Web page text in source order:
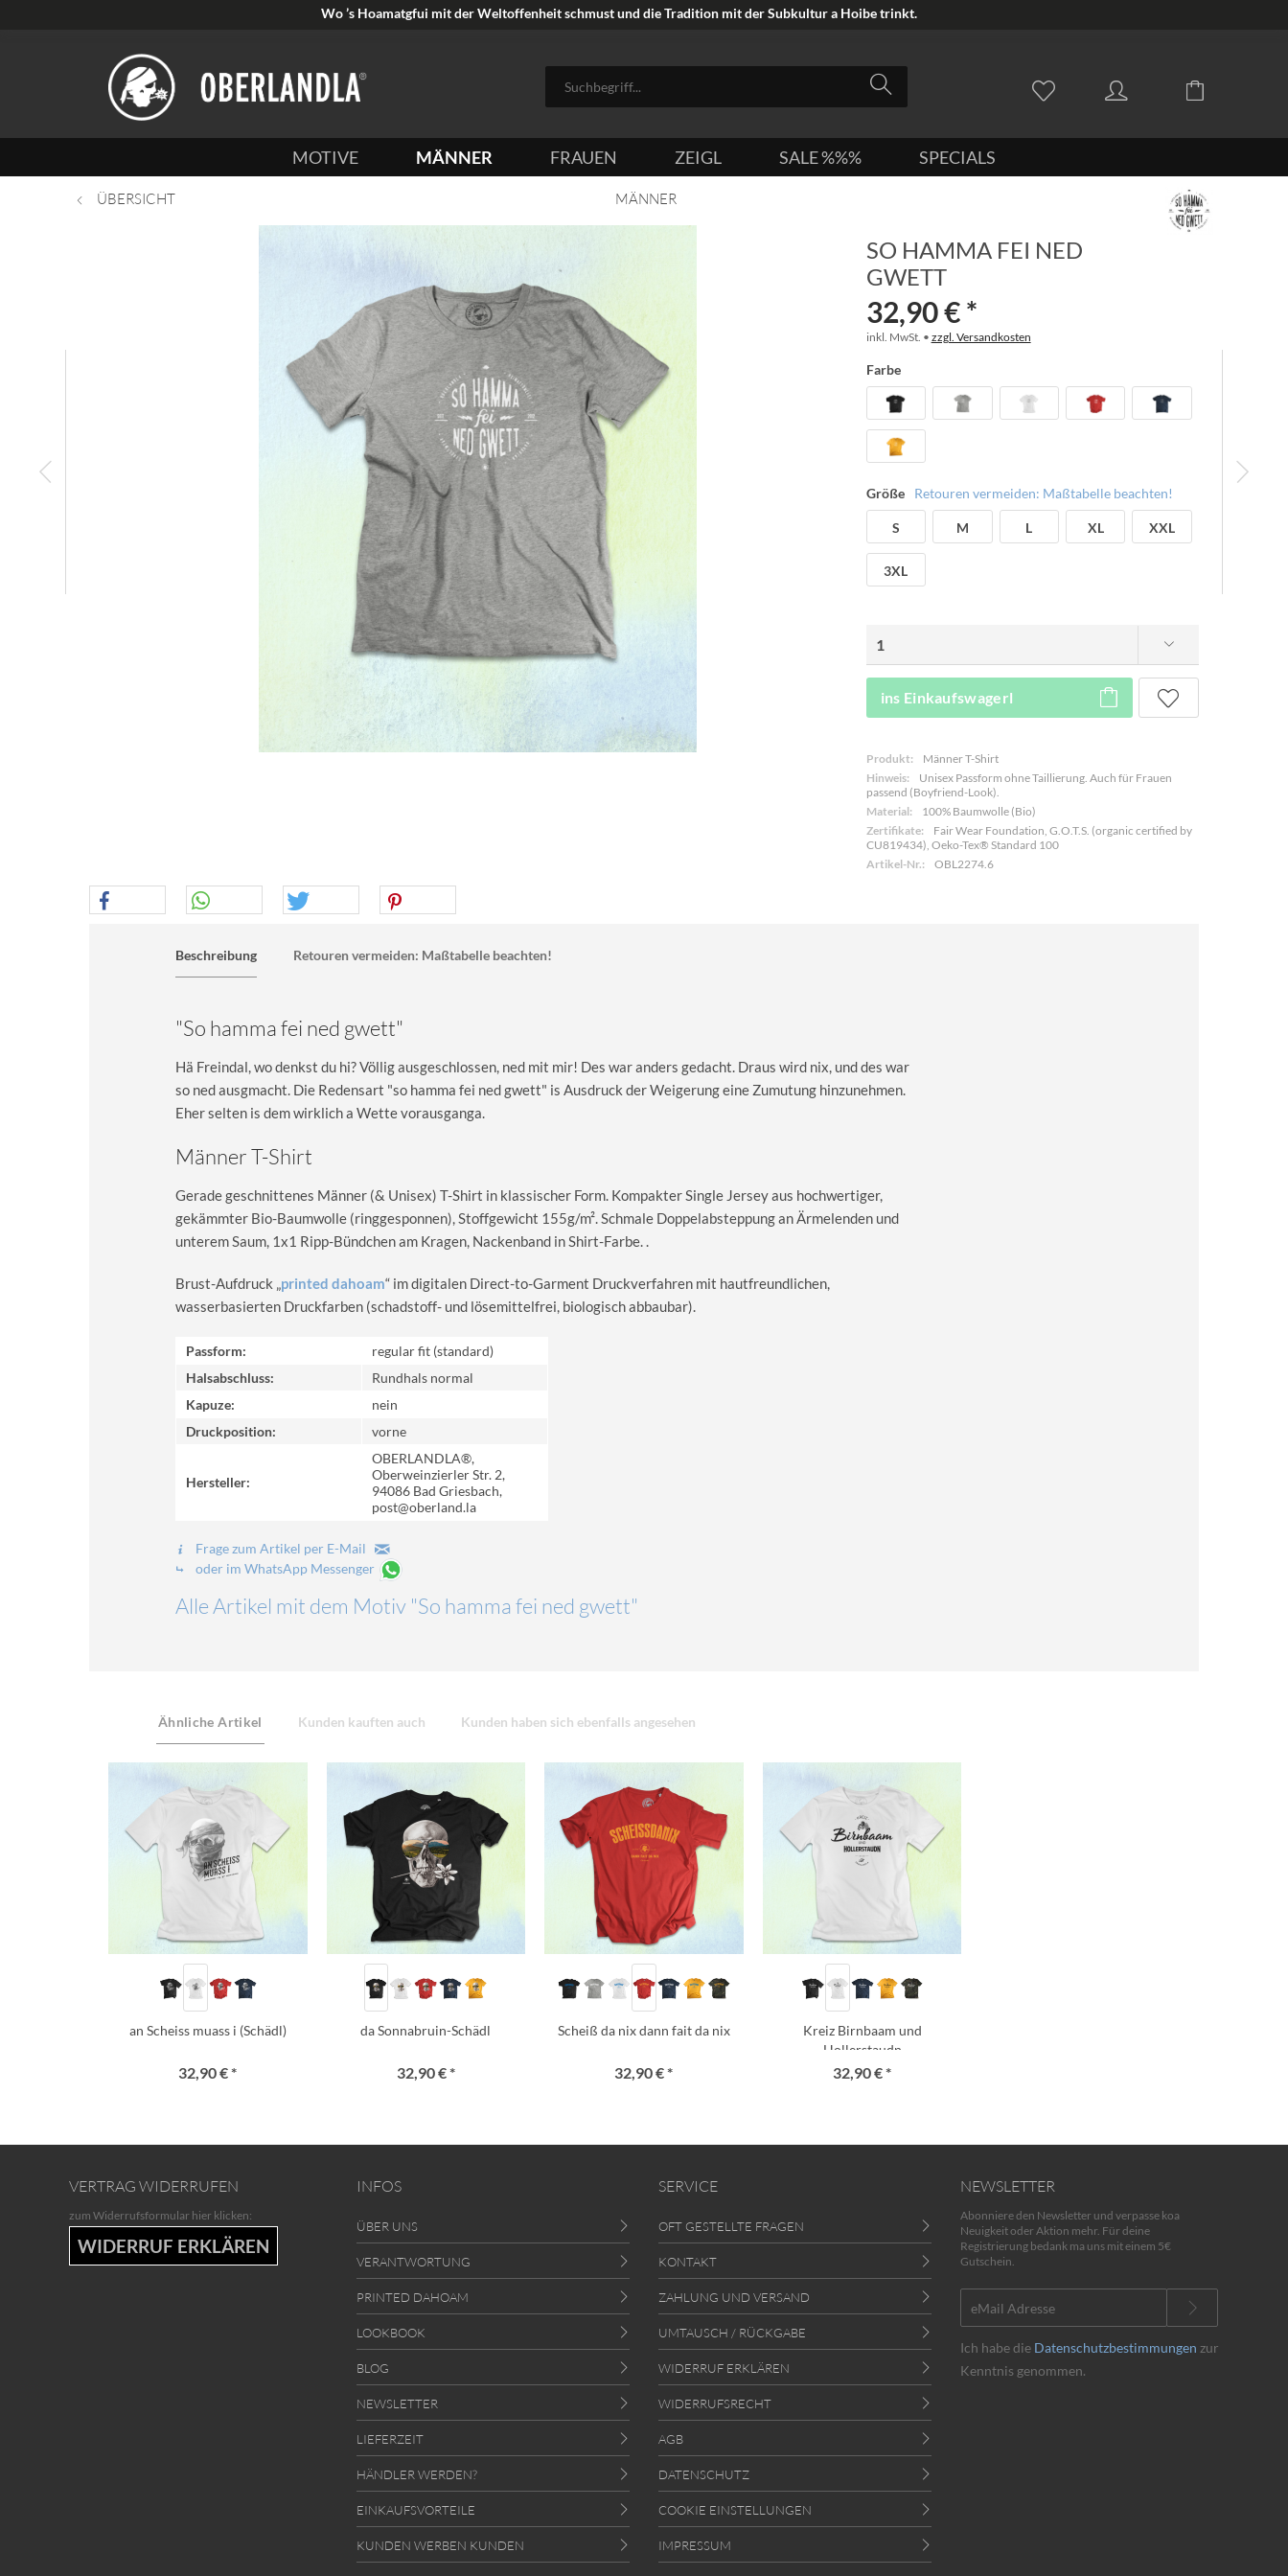
Wo ’s Hoamatgfui mit der Weltoffenheit schmust und die Tradition mit der Subkultur a Hoibe trinkt.
MOTIVE MÄNNER FRAUEN ZEIGL SALE %%% SPECIALS
ÜBERSICHT MÄNNER
SO HAMMA FEI NED
GWETT
32,90 € *
inkl. MwSt. • zzgl. Versandkosten
Farbe
Größe Retouren vermeiden: Maßtabelle beachten!
S M L XL XXL
3XL
ins Einkaufswagerl
Produkt:
Männer T-Shirt
Hinweis:
Unisex Passform ohne Taillierung. Auch für Frauen
passend (Boyfriend-Look).
Material:
100% Baumwolle (Bio)
Zertifikate:
Fair Wear Foundation, G.O.T.S. (organic certified by
CU819434), Oeko-Tex® Standard 100
Artikel-Nr.:
OBL2274.6
Beschreibung Retouren vermeiden: Maßtabelle beachten!
"So hamma fei ned gwett"
Hä Freindal, wo denkst du hi? Völlig ausgeschlossen, ned mit mir! Des war anders gedacht. Draus wird nix, und des war
so ned ausgmacht. Die Redensart "so hamma fei ned gwett" is Ausdruck der Weigerung eine Zumutung hinzunehmen.
Eher selten is dem wirklich a Wette vorausganga.
Männer T-Shirt
Gerade geschnittenes Männer (& Unisex) T-Shirt in klassischer Form. Kompakter Single Jersey aus hochwertiger,
gekämmter Bio-Baumwolle (ringgesponnen), Stoffgewicht 155g/m². Schmale Doppelabsteppung an Ärmelenden und
unterem Saum, 1x1 Ripp-Bündchen am Kragen, Nackenband in Shirt-Farbe. .
Brust-Aufdruck „printed dahoam“ im digitalen Direct-to-Garment Druckverfahren mit hautfreundlichen,
wasserbasierten Druckfarben (schadstoff- und lösemittelfrei, biologisch abbaubar).
Passform:
regular fit (standard)
Halsabschluss:
Rundhals normal
Kapuze:
nein
Druckposition:
vorne
Hersteller:
OBERLANDLA®,
Oberweinzierler Str. 2,
94086 Bad Griesbach,
post@oberland.la
Frage zum Artikel per E-Mail
oder im WhatsApp Messenger
Alle Artikel mit dem Motiv "So hamma fei ned gwett"
Ähnliche Artikel Kunden kauften auch Kunden haben sich ebenfalls angesehen
an Scheiss muass i (Schädl)
32,90 € *
da Sonnabruin-Schädl
32,90 € *
Scheiß da nix dann fait da nix
32,90 € *
Kreiz Birnbaam und
Hollerstaudn
32,90 € *
VERTRAG WIDERRUFEN
zum Widerrufsformular hier klicken:
WIDERRUF ERKLÄREN
INFOS
ÜBER UNS
VERANTWORTUNG
PRINTED DAHOAM
LOOKBOOK
BLOG
NEWSLETTER
LIEFERZEIT
HÄNDLER WERDEN?
EINKAUFSVORTEILE
KUNDEN WERBEN KUNDEN
SERVICE
OFT GESTELLTE FRAGEN
KONTAKT
ZAHLUNG UND VERSAND
UMTAUSCH / RÜCKGABE
WIDERRUF ERKLÄREN
WIDERRUFSRECHT
AGB
DATENSCHUTZ
COOKIE EINSTELLUNGEN
IMPRESSUM
NEWSLETTER
Abonniere den Newsletter und verpasse koa
Neuigkeit oder Aktion mehr. Für deine
Registrierung bedank ma uns mit einem 5€
Gutschein.
Ich habe die Datenschutzbestimmungen zur
Kenntnis genommen.